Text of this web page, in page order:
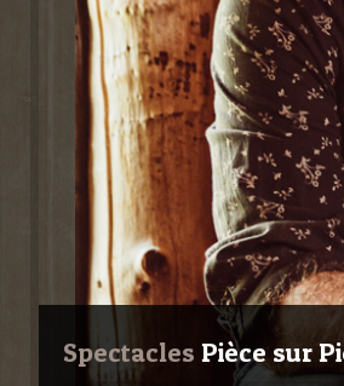
Spectacles Pièce sur